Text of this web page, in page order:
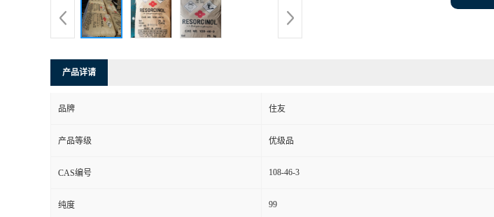
产品详请
品牌 住友
产品等级 优级品
CAS编号 108-46-3
纯度 99